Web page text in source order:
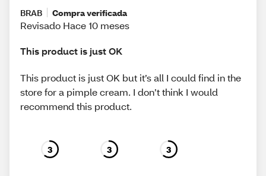
BRAB
Compra verificada
Revisado Hace 10 meses
This product is just OK
This product is just OK but it’s all I could find in the
store for a pimple cream. I don’t think I would
recommend this product.
3 3 3